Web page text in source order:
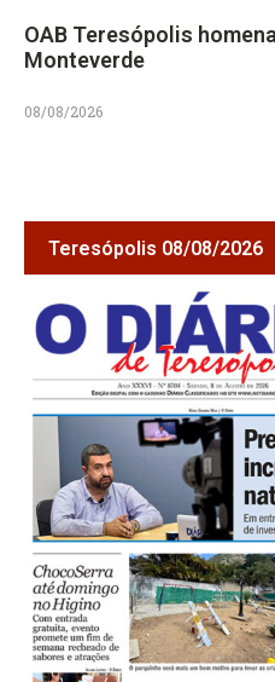
OAB Teresópolis
Monteverde
08/08/2026
Teresópolis 08/08/2026